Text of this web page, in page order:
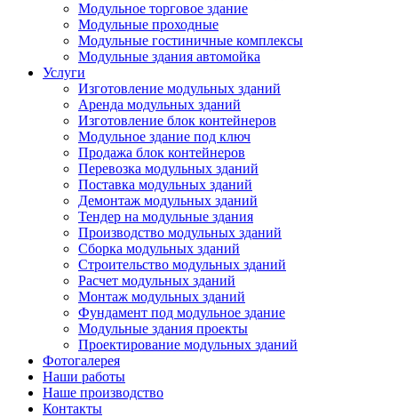
Модульное торговое здание
Модульные проходные
Модульные гостиничные комплексы
Модульные здания автомойка
Услуги
Изготовление модульных зданий
Аренда модульных зданий
Изготовление блок контейнеров
Модульное здание под ключ
Продажа блок контейнеров
Перевозка модульных зданий
Поставка модульных зданий
Демонтаж модульных зданий
Тендер на модульные здания
Производство модульных зданий
Сборка модульных зданий
Строительство модульных зданий
Расчет модульных зданий
Монтаж модульных зданий
Фундамент под модульное здание
Модульные здания проекты
Проектирование модульных зданий
Фотогалерея
Наши работы
Наше производство
Контакты